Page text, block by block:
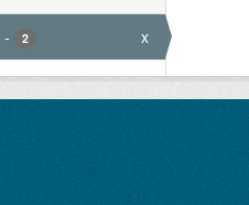
- 2 x